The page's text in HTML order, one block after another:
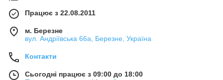
Працює з 22.08.2011
м. Березне
вул. Андріївська 66а, Березне, Україна
Контакти
Сьогодні працює з 09:00 до 18:00